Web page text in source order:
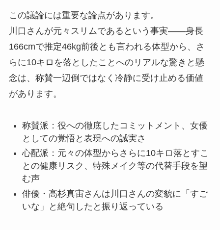
この議論には重要な論点があります。
川口さんが元々スリムであるという事実——身長
166cmで推定46kg前後とも言われる体型から、さ
らに10キロを落としたことへのリアルな驚きと懸
念は、称賛一辺倒ではなく冷静に受け止める価値
があります。
称賛派：役への徹底したコミットメント、女優
としての覚悟と表現への誠実さ
心配派：元々の体型からさらに10キロ落とすこ
との健康リスク、特殊メイク等の代替手段を望
む声
俳優・高杉真宙さんは川口さんの変貌に「すご
いな」と絶句したと振り返っている